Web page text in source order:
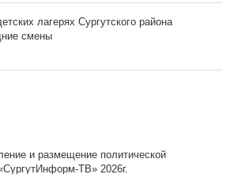
лагерях Сургутского района
смены
и размещение политической
ТВ» 2026г.